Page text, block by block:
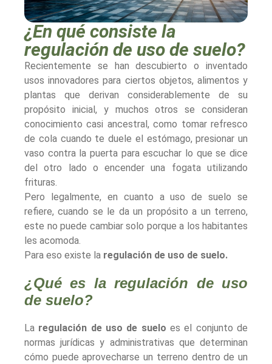
¿En qué consiste la
regulación de uso de suelo?
Recientemente se han descubierto o inventado
usos innovadores para ciertos objetos, alimentos y
plantas que derivan considerablemente de su
propósito inicial, y muchos otros se consideran
conocimiento casi ancestral, como tomar refresco
de cola cuando te duele el estómago, presionar un
vaso contra la puerta para escuchar lo que se dice
del otro lado o encender una fogata utilizando
frituras.
Pero legalmente, en cuanto a uso de suelo se
refiere, cuando se le da un propósito a un terreno,
este no puede cambiar solo porque a los habitantes
les acomoda.
Para eso existe la regulación de uso de suelo.
¿Qué es la regulación de uso
de suelo?
La regulación de uso de suelo es el conjunto de
normas jurídicas y administrativas que determinan
cómo puede aprovecharse un terreno dentro de un